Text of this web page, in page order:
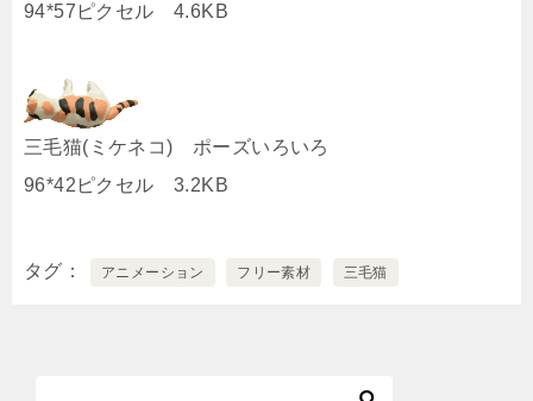
94*57ピクセル 4.6KB
三毛猫(ミケネコ) ポーズいろいろ
96*42ピクセル 3.2KB
タグ アニメーション フリー素材 三毛猫